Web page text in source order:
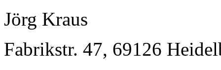
Jörg Kraus
Fabrikstr. 47, 69126